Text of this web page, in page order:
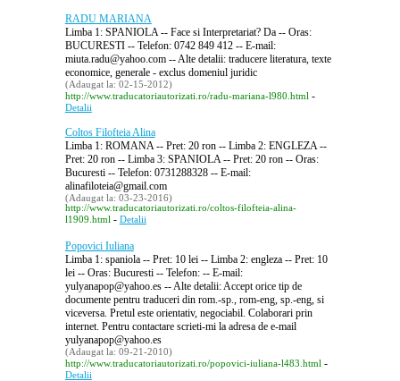
RADU MARIANA
Limba 1: SPANIOLA -- Face si Interpretariat? Da -- Oras:
BUCURESTI -- Telefon: 0742 849 412 -- E-mail:
miuta.radu@yahoo.com -- Alte detalii: traducere literatura, texte
economice, generale - exclus domeniul juridic
(Adaugat la: 02-15-2012)
http://www.traducatoriautorizati.ro/radu-mariana-l980.html-
Detalii
Coltos Filofteia Alina
Limba 1: ROMANA -- Pret: 20 ron -- Limba 2: ENGLEZA --
Pret: 20 ron -- Limba 3: SPANIOLA -- Pret: 20 ron -- Oras:
Bucuresti -- Telefon: 0731288328 -- E-mail:
alinafiloteia@gmail.com
(Adaugat la: 03-23-2016)
http://www.traducatoriautorizati.ro/coltos-filofteia-alina-
l1909.html- Detalii
Popovici Iuliana
Limba 1: spaniola -- Pret: 10 lei -- Limba 2: engleza -- Pret: 10
lei -- Oras: Bucuresti -- Telefon: -- E-mail:
yulyanapop@yahoo.es -- Alte detalii: Accept orice tip de
documente pentru traduceri din rom.-sp., rom-eng, sp.-eng, si
viceversa. Pretul este orientativ, negociabil. Colaborari prin
internet. Pentru contactare scrieti-mi la adresa de e-mail
yulyanapop@yahoo.es
(Adaugat la: 09-21-2010)
http://www.traducatoriautorizati.ro/popovici-iuliana-l483.html-
Detalii